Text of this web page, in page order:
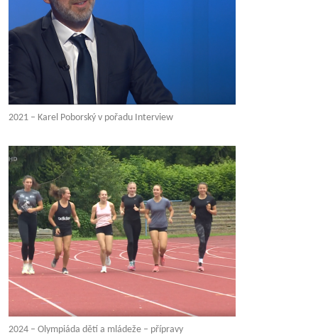
2021 – Karel Poborský v pořadu Interview
2024 – Olympiáda dětí a mládeže – přípravy